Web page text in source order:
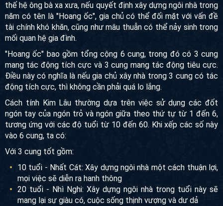
thế hệ ông bà xa xưa, nếu quyết định xây dựng ngôi nhà trong
năm có tên là "Hoang ốc", gia chủ có thể đối mặt với vấn đề
tài chính khó khăn, cũng như mâu thuẫn có thể nảy sinh trong
mối quan hệ gia đình.
"Hoang ốc" bao gồm tổng cộng 6 cung, trong đó có 3 cung
mang tác động tích cực và 3 cung mang tác động tiêu cực.
Điều này có nghĩa là nếu gia chủ xây nhà trong 3 cung có tác
động tích cực, thì không cần phải quá lo lắng.
Cách tính Kim Lâu thường dựa trên việc sử dụng các đốt
ngón tay của ngón trỏ và ngón giữa theo thứ tự từ 1 đến 6,
tương ứng với các độ tuổi từ 10 đến 60. Khi xếp các số này
vào 6 cung, ta có:
Với 3 cung tốt gồm:
10 tuổi - Nhất Cát: Xây dựng ngôi nhà một cách thuận lợi,
mọi việc sẽ diễn ra hanh thông
20 tuổi - Nhì Nghi: Xây dựng ngôi nhà trong tuổi này sẽ
mang lại sự giàu có, cuộc sống thịnh vượng và dư dả